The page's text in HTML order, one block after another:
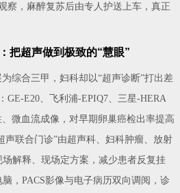
察，麻醉复苏后由专人护送上车，真正
把超声做到极致的“慧眼”
综合三甲，妇科却以“超声诊断”打出差
GE-E20、飞利浦-EPIQ7、三星-HERA
微血流成像，对早期卵巢癌检出率提高
声联合门诊”由超声科、妇科肿瘤、放射
解释、现场定方案，减少患者反复挂
，PACS影像与电子病历双向调阅，诊